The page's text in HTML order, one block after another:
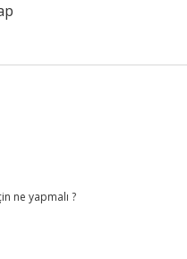
ne yapmalı ?